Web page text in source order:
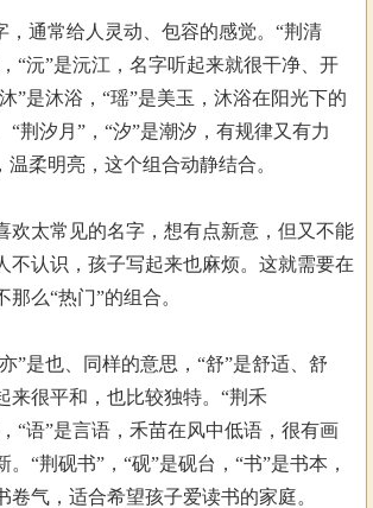
，通常给人灵动、包容的感觉。“荆清
“沅”是沅江，名字听起来就很干净、开
”是沐浴，“瑶”是美玉，沐浴在阳光下的
“荆汐月”，“汐”是潮汐，有规律又有力
温柔明亮，这个组合动静结合。
欢太常见的名字，想有点新意，但又不能
不认识，孩子写起来也麻烦。这就需要在
么“热门”的组合。
”是也、同样的意思，“舒”是舒适、舒
来很平和，也比较独特。“荆禾
“语”是言语，禾苗在风中低语，很有画
“荆砚书”，“砚”是砚台，“书”是书本，
卷气，适合希望孩子爱读书的家庭。